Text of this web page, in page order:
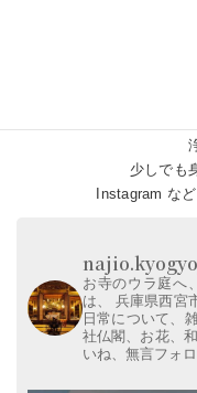
少しでも
Instagram な
お寺のウラ庭へ
は、
兵庫県西宮
日常について、
社仏閣、お花、
いね、無言フォ